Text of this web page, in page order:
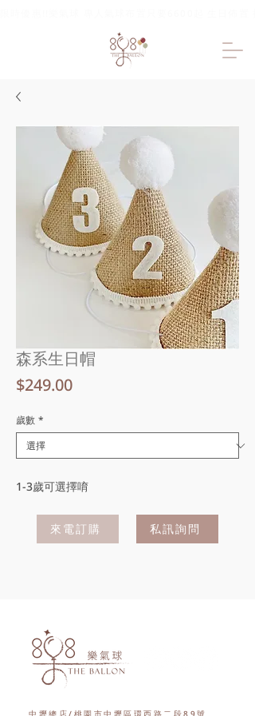
森系生日帽
$249.00價
歲數 *
1-3歲可選擇唷
來電訂購 私訊詢問
中壢總店/桃園市中壢區環西路二段89號